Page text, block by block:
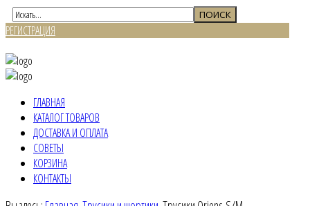
РЕГИСТРАЦИЯ
ГЛАВНАЯ
КАТАЛОГ ТОВАРОВ
ДОСТАВКА И ОПЛАТА
СОВЕТЫ
КОРЗИНА
КОНТАКТЫ